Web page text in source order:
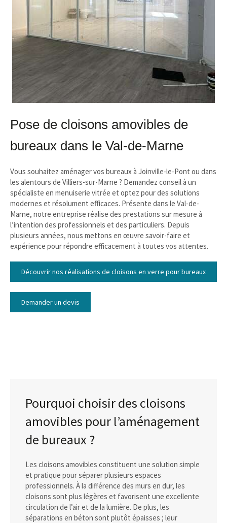
Pose de cloisons amovibles de
bureaux dans le Val-de-Marne
Vous souhaitez aménager vos bureaux à Joinville-le-Pont ou dans
les alentours de Villiers-sur-Marne ? Demandez conseil à un
spécialiste en menuiserie vitrée et optez pour des solutions
modernes et résolument efficaces. Présente dans le Val-de-
Marne, notre entreprise réalise des prestations sur mesure à
l’intention des professionnels et des particuliers. Depuis
plusieurs années, nous mettons en œuvre savoir-faire et
expérience pour répondre efficacement à toutes vos attentes.
Découvrir nos réalisations de cloisons en verre pour bureaux
Demander un devis
Pourquoi choisir des cloisons
amovibles pour l’aménagement
de bureaux ?
Les cloisons amovibles constituent une solution simple
et pratique pour séparer plusieurs espaces
professionnels. À la différence des murs en dur, les
cloisons sont plus légères et favorisent une excellente
circulation de l’air et de la lumière. De plus, les
séparations en béton sont plutôt épaisses ; leur